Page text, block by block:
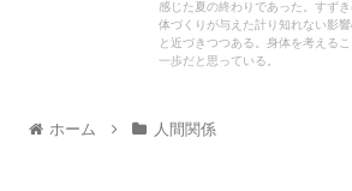
感じた夏の終わりであった。すず
体づくりが与えた計り知れない影
と近づきつつある。身体を考える
一歩だと思っている。
ホーム 人間関係